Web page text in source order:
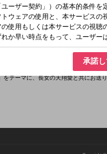
月14日（日）21:40～22:00
ニックｐｒｅｓｅｎｔｓ藤岡弘、家族で
をテーマに、長女の天翔愛と共にお送
承諾